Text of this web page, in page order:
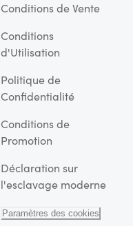
Conditions de Vente
Conditions
d'Utilisation
Politique de
Confidentialité
Conditions de
Promotion
Déclaration sur
l'esclavage moderne
Paramètres des cookies